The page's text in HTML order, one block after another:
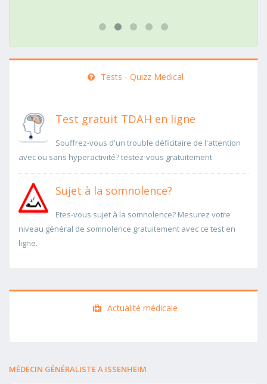
Tests - Quizz Medical
Test gratuit TDAH en ligne
Souffrez-vous d'un trouble déficitaire de l'attention
avec ou sans hyperactivité? testez-vous gratuitement
Sujet à la somnolence?
Etes-vous sujet à la somnolence? Mesurez votre
niveau général de somnolence gratuitement avec ce test en
ligne.
Actualité médicale
MÉDECIN GÉNÉRALISTE A ISSENHEIM